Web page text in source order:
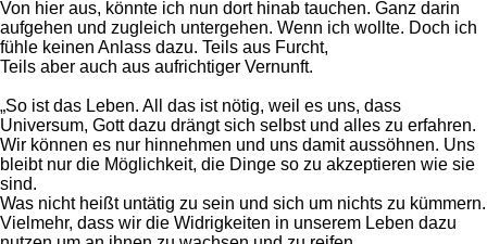
Von hier aus, könnte ich nun dort hinab tauchen. Ganz darin
aufgehen und zugleich untergehen. Wenn ich wollte. Doch ich
fühle keinen Anlass dazu. Teils aus Furcht,
Teils aber auch aus aufrichtiger Vernunft.
„So ist das Leben. All das ist nötig, weil es uns, dass
Universum, Gott dazu drängt sich selbst und alles zu erfahren.
Wir können es nur hinnehmen und uns damit aussöhnen. Uns
bleibt nur die Möglichkeit, die Dinge so zu akzeptieren wie sie
sind.
Was nicht heißt untätig zu sein und sich um nichts zu kümmern.
Vielmehr, dass wir die Widrigkeiten in unserem Leben dazu